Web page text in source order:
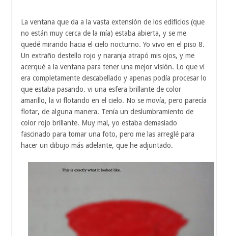
La ventana que da a la vasta extensión de los edificios (que
no están muy cerca de la mía) estaba abierta, y se me
quedé mirando hacia el cielo nocturno. Yo vivo en el piso 8.
Un extraño destello rojo y naranja atrapó mis ojos, y me
acerqué a la ventana para tener una mejor visión. Lo que vi
era completamente descabellado y apenas podía procesar lo
que estaba pasando. vi una esfera brillante de color
amarillo, la vi flotando en el cielo. No se movía, pero parecía
flotar, de alguna manera. Tenía un deslumbramiento de
color rojo brillante. Muy mal, yo estaba demasiado
fascinado para tomar una foto, pero me las arreglé para
hacer un dibujo más adelante, que he adjuntado.